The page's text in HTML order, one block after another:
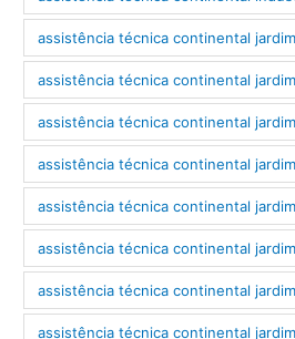
assistência técnica continental
assistência técnica continental
assistência técnica continental
assistência técnica continental
assistência técnica continental
assistência técnica continental
assistência técnica continental
assistência técnica continental